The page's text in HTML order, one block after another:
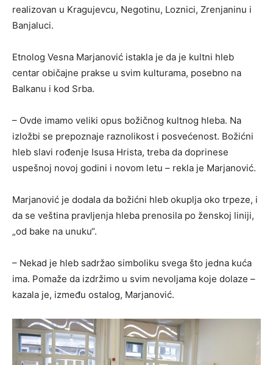
realizovan u Kragujevcu, Negotinu, Loznici, Zrenjaninu i
Banjaluci.
Etnolog Vesna Marjanović istakla je da je kultni hleb
centar običajne prakse u svim kulturama, posebno na
Balkanu i kod Srba.
– Ovde imamo veliki opus božičnog kultnog hleba. Na
izložbi se prepoznaje raznolikost i posvećenost. Božićni
hleb slavi rođenje Isusa Hrista, treba da doprinese
uspešnoj novoj godini i novom letu – rekla je Marjanović.
Marjanović je dodala da božićni hleb okuplja oko trpeze, i
da se veština pravljenja hleba prenosila po ženskoj liniji,
„od bake na unuku“.
– Nekad je hleb sadržao simboliku svega što jedna kuća
ima. Pomaže da izdržimo u svim nevoljama koje dolaze –
kazala je, između ostalog, Marjanović.